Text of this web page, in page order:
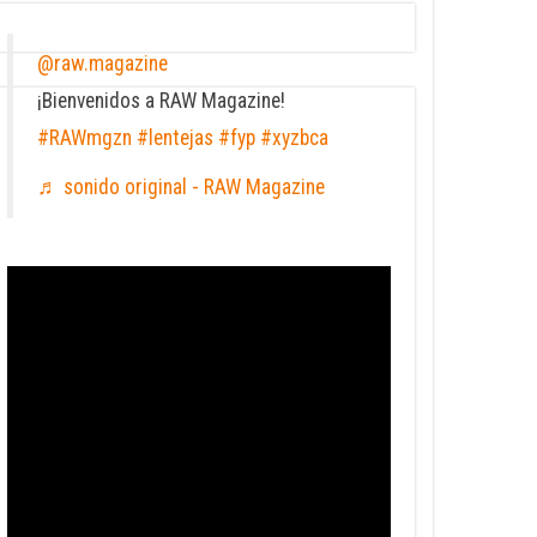
@raw.magazine
¡Bienvenidos a RAW Magazine!
#RAWmgzn #lentejas #fyp #xyzbca
♬ sonido original - RAW Magazine